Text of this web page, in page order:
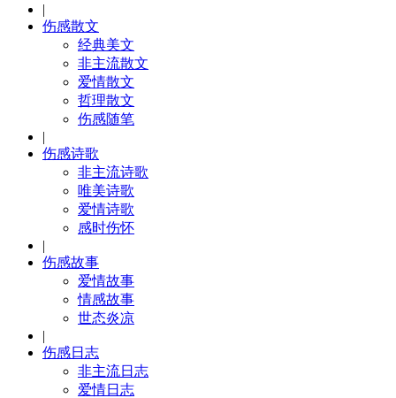
|
伤感散文
经典美文
非主流散文
爱情散文
哲理散文
伤感随笔
|
伤感诗歌
非主流诗歌
唯美诗歌
爱情诗歌
感时伤怀
|
伤感故事
爱情故事
情感故事
世态炎凉
|
伤感日志
非主流日志
爱情日志